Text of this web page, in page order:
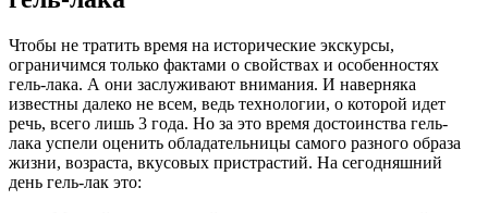
Чтобы не тратить время на исторические экскурсы,
ограничимся только фактами о свойствах и особенностях
гель-лака. А они заслуживают внимания. И наверняка
известны далеко не всем, ведь технологии, о которой идет
речь, всего лишь 3 года. Но за это время достоинства гель-
лака успели оценить обладательницы самого разного образа
жизни, возраста, вкусовых пристрастий. На сегодняшний
день гель-лак это: